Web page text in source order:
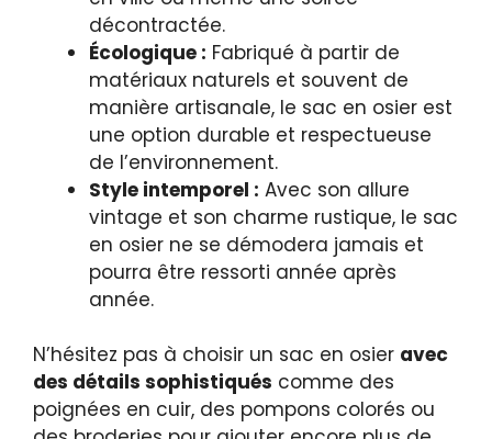
décontractée.
Écologique : Fabriqué à partir de
matériaux naturels et souvent de
manière artisanale, le sac en osier est
une option durable et respectueuse
de l’environnement.
Style intemporel : Avec son allure
vintage et son charme rustique, le sac
en osier ne se démodera jamais et
pourra être ressorti année après
année.
N’hésitez pas à choisir un sac en osier avec
des détails sophistiqués comme des
poignées en cuir, des pompons colorés ou